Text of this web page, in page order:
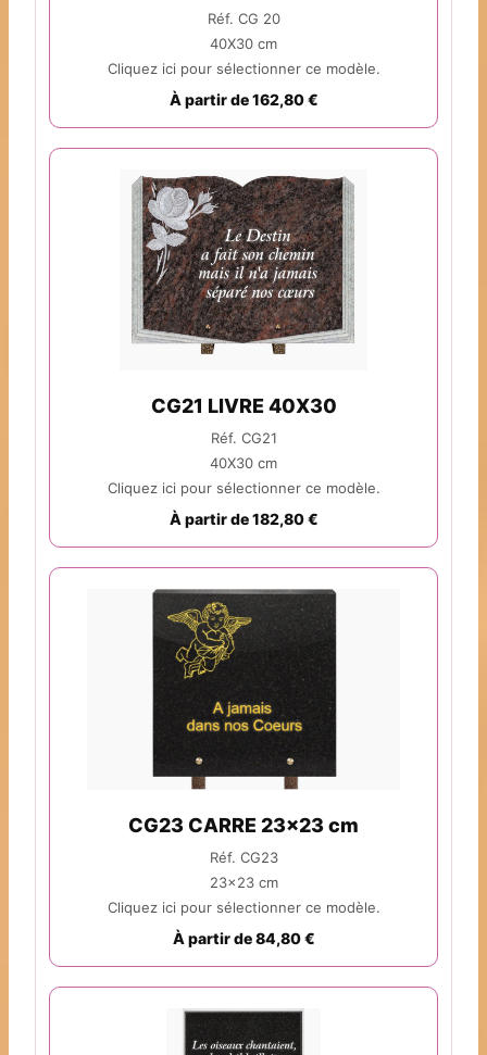
Réf. CG 20
40X30 cm
Cliquez ici pour sélectionner ce modèle.
À partir de 162,80 €
CG21 LIVRE 40X30
Réf. CG21
40X30 cm
Cliquez ici pour sélectionner ce modèle.
À partir de 182,80 €
CG23 CARRE 23x23 cm
Réf. CG23
23x23 cm
Cliquez ici pour sélectionner ce modèle.
À partir de 84,80 €